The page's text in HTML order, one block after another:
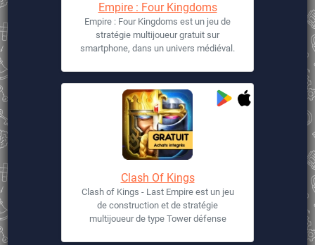
Empire : Four Kingdoms
Empire : Four Kingdoms est un jeu de
stratégie multijoueur gratuit sur
smartphone, dans un univers médiéval.
Clash Of Kings
Clash of Kings - Last Empire est un jeu
de construction et de stratégie
multijoueur de type Tower défense